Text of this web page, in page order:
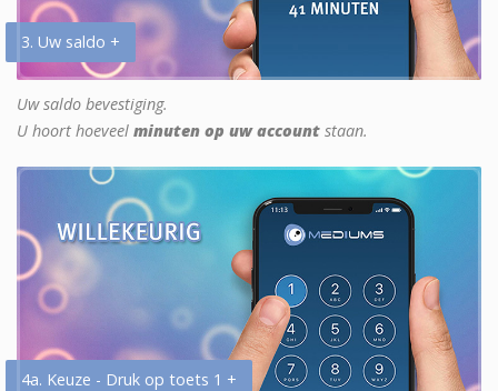
3. Uw saldo +
Uw saldo bevestiging.
U hoort hoeveel minuten op uw account staan.
4a. Keuze - Druk op toets 1 +